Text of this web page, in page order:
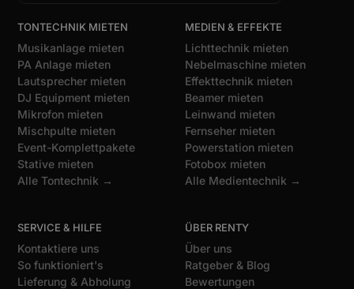
TONTECHNIK MIETEN
Musikanlage mieten
PA Anlage mieten
Lautsprecher mieten
DJ Equipment mieten
Mikrofon mieten
Mischpulte mieten
Event-Komplettpakete
Stative mieten
Alle Tontechnik →
MEDIEN & EFFEKTE
Lichttechnik mieten
Nebelmaschine mieten
Effekttechnik mieten
Beamer mieten
Leinwand mieten
Fernseher mieten
Powerstation mieten
Fotobox mieten
Alle Medientechnik →
SERVICE & HILFE
Kontaktiere uns
So funktioniert's
Lieferung & Abholung
ÜBER RENTY
Über uns
Ratgeber & Blog
Bewertungen